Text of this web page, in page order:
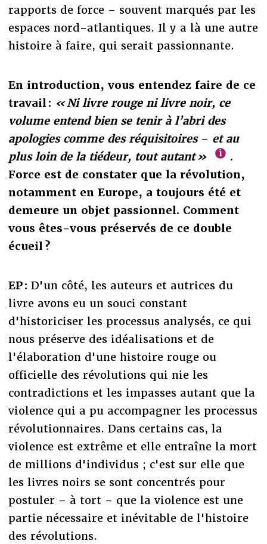
rapports de force – souvent marqués par les
espaces nord-atlantiques. Il y a là une autre
histoire à faire, qui serait passionnante.
En introduction, vous entendez faire de ce
travail : « Ni livre rouge ni livre noir, ce
volume entend bien se tenir à l’abri des
apologies comme des réquisitoires – et au
plus loin de la tiédeur, tout autant »
.
Force est de constater que la révolution,
notamment en Europe, a toujours été et
demeure un objet passionnel. Comment
vous êtes-vous préservés de ce double
écueil ?
EP : D'un côté, les auteurs et autrices du
livre avons eu un souci constant
d'historiciser les processus analysés, ce qui
nous préserve des idéalisations et de
l'élaboration d'une histoire rouge ou
officielle des révolutions qui nie les
contradictions et les impasses autant que la
violence qui a pu accompagner les processus
révolutionnaires. Dans certains cas, la
violence est extrême et elle entraîne la mort
de millions d'individus ; c'est sur elle que
les livres noirs se sont concentrés pour
postuler – à tort – que la violence est une
partie nécessaire et inévitable de l'histoire
des révolutions.